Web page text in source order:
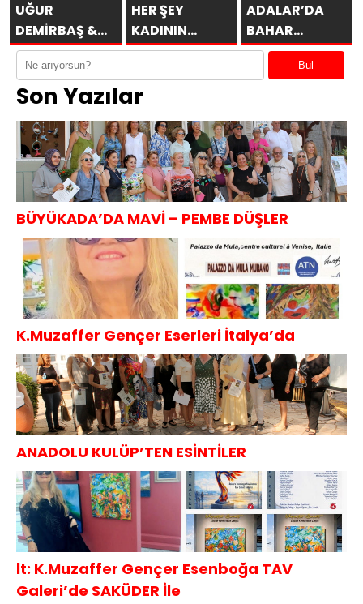
UĞUR
DEMİRBAŞ &
ÖBÜRKÜLER
HER ŞEY
KADININ
ESERİDİR
ADALAR’DA
BAHAR
MİMOZALARLA
Bul
Son Yazılar
BÜYÜKADA’DA MAVİ – PEMBE DÜŞLER
K.Muzaffer Gençer Eserleri İtalya’da
ANADOLU KULÜP’TEN ESİNTİLER
lt: K.Muzaffer Gençer Esenboğa TAV
Galeri’de SAKÜDER İle